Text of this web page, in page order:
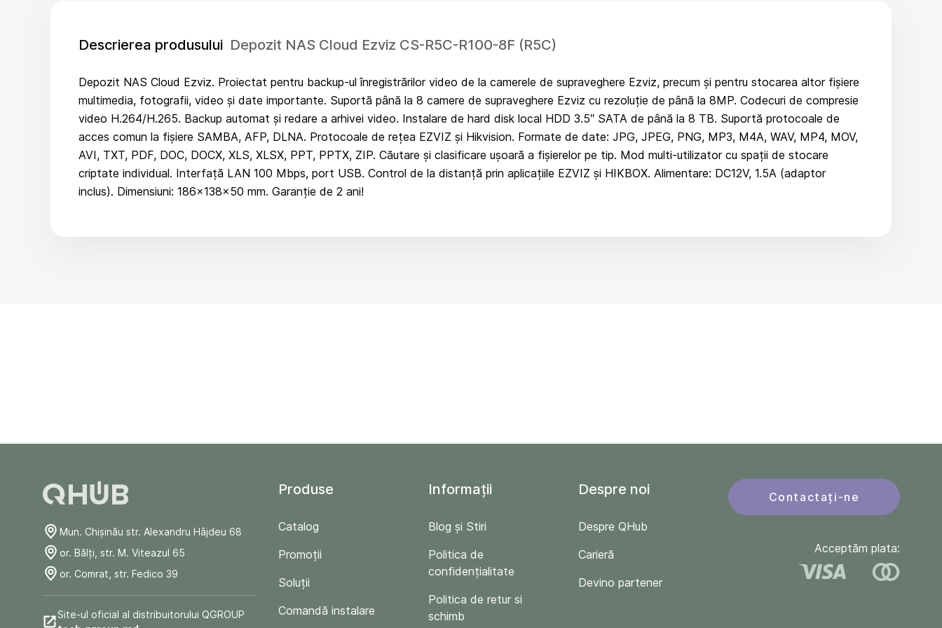
Descrierea produsului Depozit NAS Cloud Ezviz CS-R5C-R100-8F (R5C)
Depozit NAS Cloud Ezviz. Proiectat pentru backup-ul înregistrărilor video de la camerele de supraveghere Ezviz, precum și pentru stocarea altor fișiere
multimedia, fotografii, video și date importante. Suportă până la 8 camere de supraveghere Ezviz cu rezoluție de până la 8MP. Codecuri de compresie
video H.264/H.265. Backup automat și redare a arhivei video. Instalare de hard disk local HDD 3.5″ SATA de până la 8 TB. Suportă protocoale de
acces comun la fișiere SAMBA, AFP, DLNA. Protocoale de rețea EZVIZ și Hikvision. Formate de date: JPG, JPEG, PNG, MP3, M4A, WAV, MP4, MOV,
AVI, TXT, PDF, DOC, DOCX, XLS, XLSX, PPT, PPTX, ZIP. Căutare și clasificare ușoară a fișierelor pe tip. Mod multi-utilizator cu spații de stocare
criptate individual. Interfață LAN 100 Mbps, port USB. Control de la distanță prin aplicațiile EZVIZ și HIKBOX. Alimentare: DC12V, 1.5A (adaptor
inclus). Dimensiuni: 186×138×50 mm. Garanție de 2 ani!
Mun. Chişinău str. Alexandru Hâjdeu 68
or. Bălți, str. M. Viteazul 65
or. Comrat, str. Fedico 39
Site-ul oficial al distribuitorului QGROUP
Produse
Catalog
Promoții
Soluții
Comandă instalare
Informații
Blog și Stiri
Politica de
confidențialitate
Politica de retur si
schimb
Despre noi
Despre QHub
Carieră
Devino partener
Contactați-ne
Acceptăm plata: